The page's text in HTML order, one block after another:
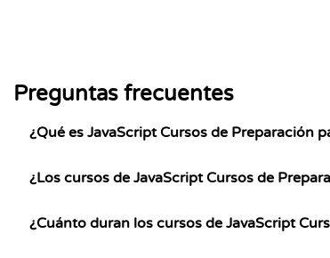
Preguntas frecuentes
¿Qué es JavaScript Cursos de Preparación
¿Los cursos de JavaScript Cursos de
¿Cuánto duran los cursos de JavaScript